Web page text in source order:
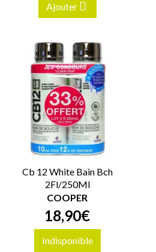
Ajouter
Cb 12 White Bain Bch
2Fl/250Ml
COOPER
18,90€
Indisponible